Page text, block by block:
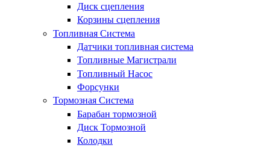
Диск сцепления
Корзины сцепления
Топливная Система
Датчики топливная система
Топливные Магистрали
Топливный Насос
Форсунки
Тормозная Система
Барабан тормозной
Диск Тормозной
Колодки